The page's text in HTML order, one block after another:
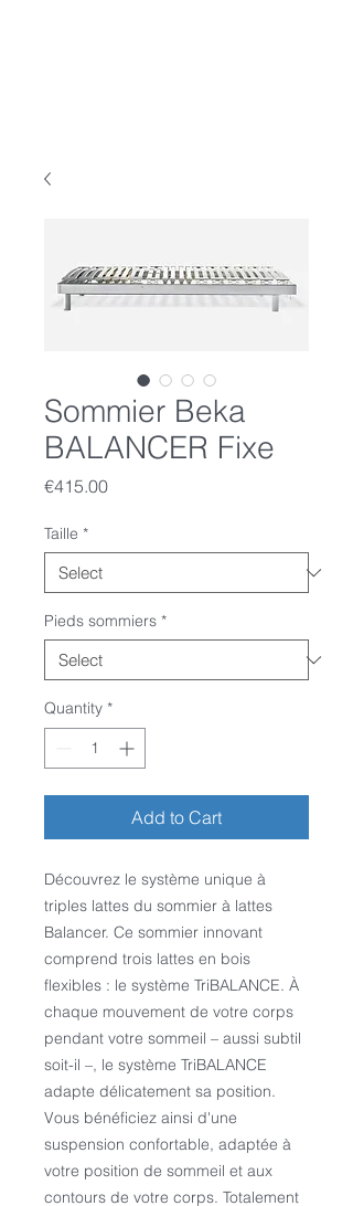
Sommier Beka
BALANCER Fixe
€415.00Price
Taille *
Pieds sommiers *
Quantity *
Add to Cart
Découvrez le système unique à
triples lattes du sommier à lattes
Balancer. Ce sommier innovant
comprend trois lattes en bois
flexibles : le système TriBALANCE. À
chaque mouvement de votre corps
pendant votre sommeil – aussi subtil
soit-il –, le système TriBALANCE
adapte délicatement sa position.
Vous bénéficiez ainsi d'une
suspension confortable, adaptée à
votre position de sommeil et aux
contours de votre corps. Totalement